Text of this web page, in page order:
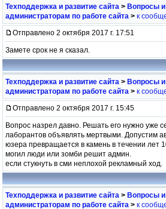
Техподдержка и развитие сайта > Вопросы
администраторам по работе сайта > к
Отправлено 2 октября 2017 г. 17:51
Замете срок не я сказал.
Техподдержка и развитие сайта > Вопросы
администраторам по работе сайта > к
Отправлено 2 октября 2017 г. 15:45
Вопрос назрел давно. Решать его нужно уже
лаборантов объявлять мертвыми. Допустим
юзера превращается в камень в течении лет
могил люди или зомби решит админ.
если стукнуть в сми неплохой рекламный ход.
Техподдержка и развитие сайта > Вопросы
администраторам по работе сайта > к